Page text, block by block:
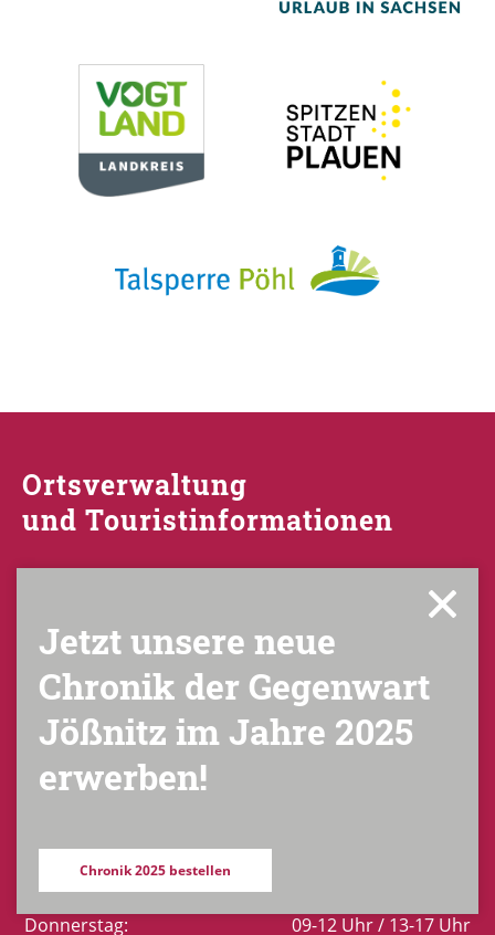
Jetzt unsere neue
Chronik der Gegenwart
Jößnitz im Jahre 2025
erwerben!
Chronik 2025 bestellen
Ortsverwaltung
und Touristinformationen
08547 Plauen / OT Jößnitz
Telefon:
+49 (0) 3741 52 11 88
Fax:
+49 (0) 3741 52 81 11
E-Mail:
verwaltung-joessnitz@plauen.de
Mittwoch:
Donnerstag:
09-12 Uhr / 13-17 Uhr